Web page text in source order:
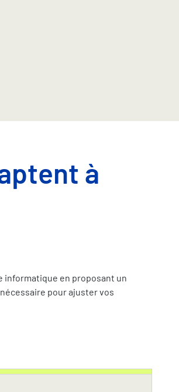
à
informatique en proposant un
pour ajuster vos